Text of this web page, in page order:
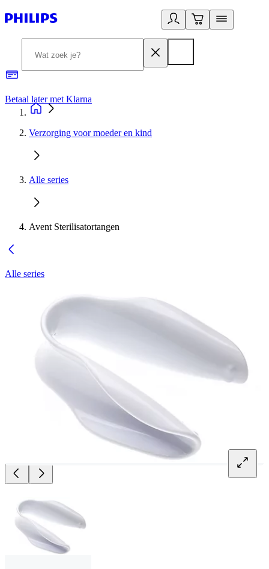
Betaal later met Klarna
Verzorging voor moeder en kind
Alle series
Avent Sterilisatortangen
Alle series